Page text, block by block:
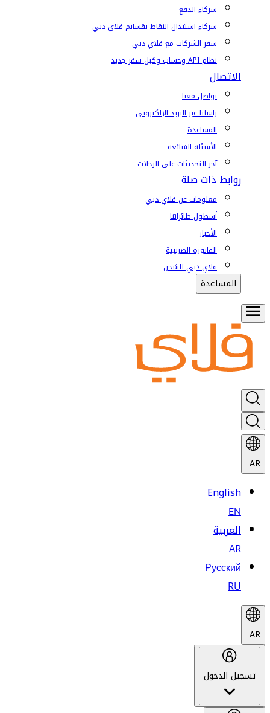
شركاء الدفع
شركاء استبدال النقاط بقسائم فلاي دبي
سفر الشركات مع فلاي دبي
نظام API وحساب وكيل سفر جديد
الاتصال
تواصل معنا
راسلنا عبر البريد الإلكتروني
المساعدة
الأسئلة الشائعة
آخر التحديثات على الرحلات
روابط ذات صلة
معلومات عن فلاي دبي
أسطول طائراتنا
الأخبار
الفاتورة الضريبية
فلاي دبي للشحن
المساعدة
AR
English
EN
العربية
AR
Русский
RU
AR
تسجيل الدخول